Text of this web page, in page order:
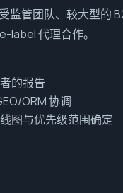
监管团队、较大型的
label 代理合作。
的报告
ORM 协调
图与优先级范围确定